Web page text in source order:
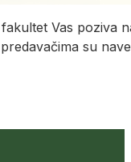
Vas
su